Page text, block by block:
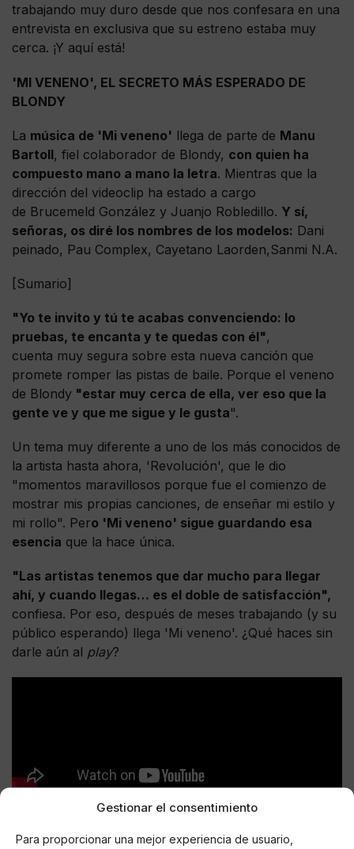
Gestionar el consentimiento
Para proporcionar una mejor experiencia de usuario,
trabajando muy duro desde que nos confesara en una
entrevista en exclusiva que su estreno estaba muy
cerca. ¡Y aquí está!
'MI VENENO', EL SECRETO MÁS ESPERADO DE
BLONDY
La música de 'Mi veneno' llega de parte de Manu
Bartoll, fiel colaborador de Blondy, con quien ha
compuesto mano a mano la letra. Mientras que la
dirección del videoclip ha estado a cargo
de Brucemeld González y Juanjo Robledillo. Y sí,
señoras, os diré los nombres de los modelos: Dani
peinado, Pau Complex, Cayetano Laorden,Sanmi N.A.
[Sumario]
"Yo te invito y tú te acabas convenciendo: lo
pruebas, te encanta y te quedas con él",
cuenta muy segura sobre esta nueva canción que
promete romper las pistas de baile. Porque el veneno
de Blondy "estar muy cerca de ella, ver eso que la
gente ve y que me sigue y le gusta".
Un tema muy diferente a uno de los más conocidos de
la artista hasta ahora, 'Revolución', que le dio
"momentos maravillosos porque fue el comienzo de
mostrar mis propias canciones, de enseñar mi estilo y
mi rollo". Pero 'Mi veneno' sigue guardando esa
esencia que la hace única.
"Las artistas tenemos que dar mucho para llegar
ahí, y cuando llegas… es el doble de satisfacción",
confiesa. Por eso, después de meses trabajando (y su
público esperando) llega 'Mi veneno'. ¿Qué haces sin
darle aún al play?